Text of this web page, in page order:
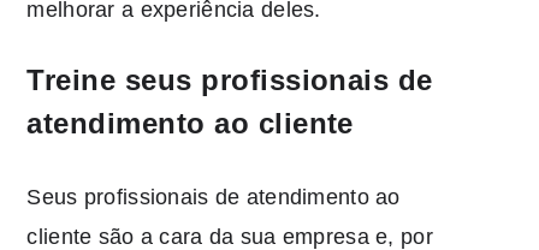
melhorar a experiência deles.
Treine seus profissionais de
atendimento ao cliente
Seus profissionais de atendimento ao
cliente são a cara da sua empresa e, por